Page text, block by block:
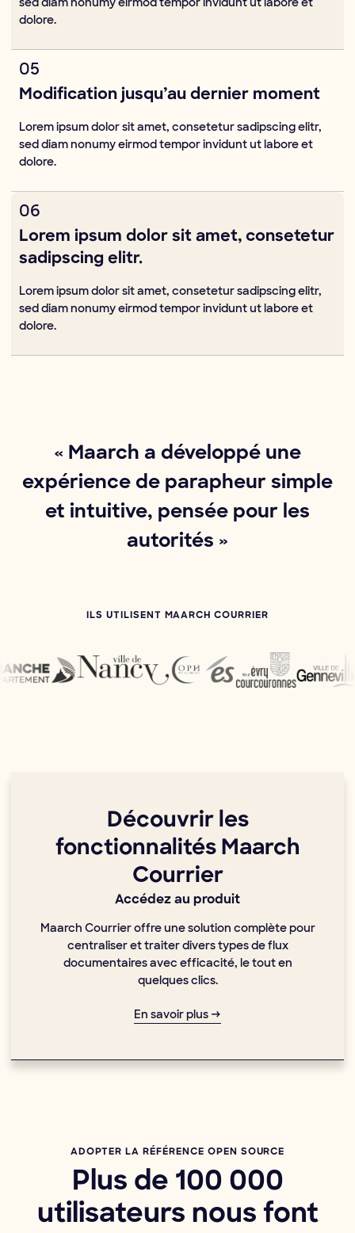
dolore.
05
Modification jusqu’au dernier moment
Lorem ipsum dolor sit amet, consetetur sadipscing elitr,
sed diam nonumy eirmod tempor invidunt ut labore et
dolore.
06
Lorem ipsum dolor sit amet, consetetur
sadipscing elitr.
Lorem ipsum dolor sit amet, consetetur sadipscing elitr,
sed diam nonumy eirmod tempor invidunt ut labore et
dolore.
« Maarch a développé une
expérience de parapheur simple
et intuitive, pensée pour les
autorités »
ILS UTILISENT MAARCH COURRIER
Découvrir les
fonctionnalités Maarch
Courrier
Accédez au produit
Maarch Courrier offre une solution complète pour
centraliser et traiter divers types de flux
documentaires avec efficacité, le tout en
quelques clics.
En savoir plus →
ADOPTER LA RÉFÉRENCE OPEN SOURCE
Plus de 100 000
utilisateurs nous font